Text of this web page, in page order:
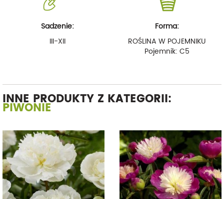
Sadzenie:
III-XII
Forma:
ROŚLINA W POJEMNIKU
Pojemnik: C5
INNE PRODUKTY Z KATEGORII:
PIWONIE